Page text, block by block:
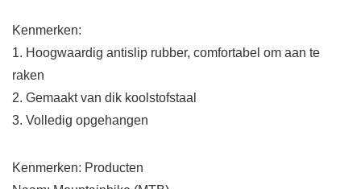
Kenmerken:
1. Hoogwaardig antislip rubber, comfortabel om aan te
raken
2. Gemaakt van dik koolstofstaal
3. Volledig opgehangen
Kenmerken: Producten